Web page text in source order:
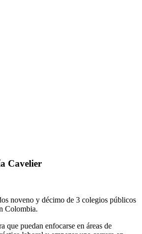
Cavelier
noveno y décimo de 3 colegios públicos
Colombia.
que puedan enfocarse en áreas de